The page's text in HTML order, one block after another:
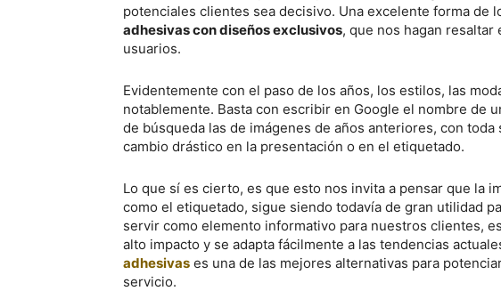
potenciales clientes sea decisivo. Una excelente forma de
adhesivas con diseños exclusivos, que nos hagan resaltar
usuarios.
Evidentemente con el paso de los años, los estilos, las
notablemente. Basta con escribir en Google el nombre de
de búsqueda las de imágenes de años anteriores, con
cambio drástico en la presentación o en el etiquetado.
Lo que sí es cierto, es que esto nos invita a pensar que la
como el etiquetado, sigue siendo todavía de gran utilidad
servir como elemento informativo para nuestros clientes,
alto impacto y se adapta fácilmente a las tendencias
adhesivas es una de las mejores alternativas para
servicio.